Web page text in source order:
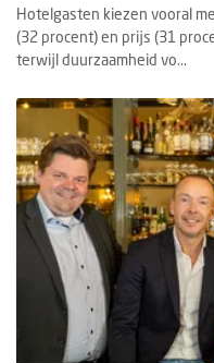
Hotelgasten kiezen vooral
(32 procent) en prijs (31
terwijl duurzaamheid vo...